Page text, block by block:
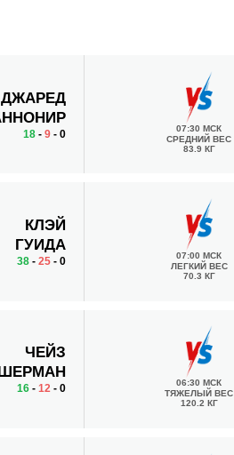
ДЖАРЕД
18- 9- 0
07:30 МСК
СРЕДНИЙ ВЕС
83.9 КГ
КЛЭЙ
ГУИДА
38- 25- 0
07:00 МСК
ЛЕГКИЙ ВЕС
70.3 КГ
ЧЕЙЗ
16- 12- 0
06:30 МСК
ТЯЖЕЛЫЙ ВЕС
120.2 КГ